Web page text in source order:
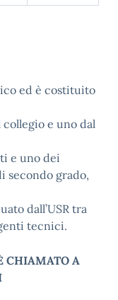
ed è costituito
e uno dal
e uno dei
secondo grado,
dall’USR tra
tecnici.
CHIAMATO A